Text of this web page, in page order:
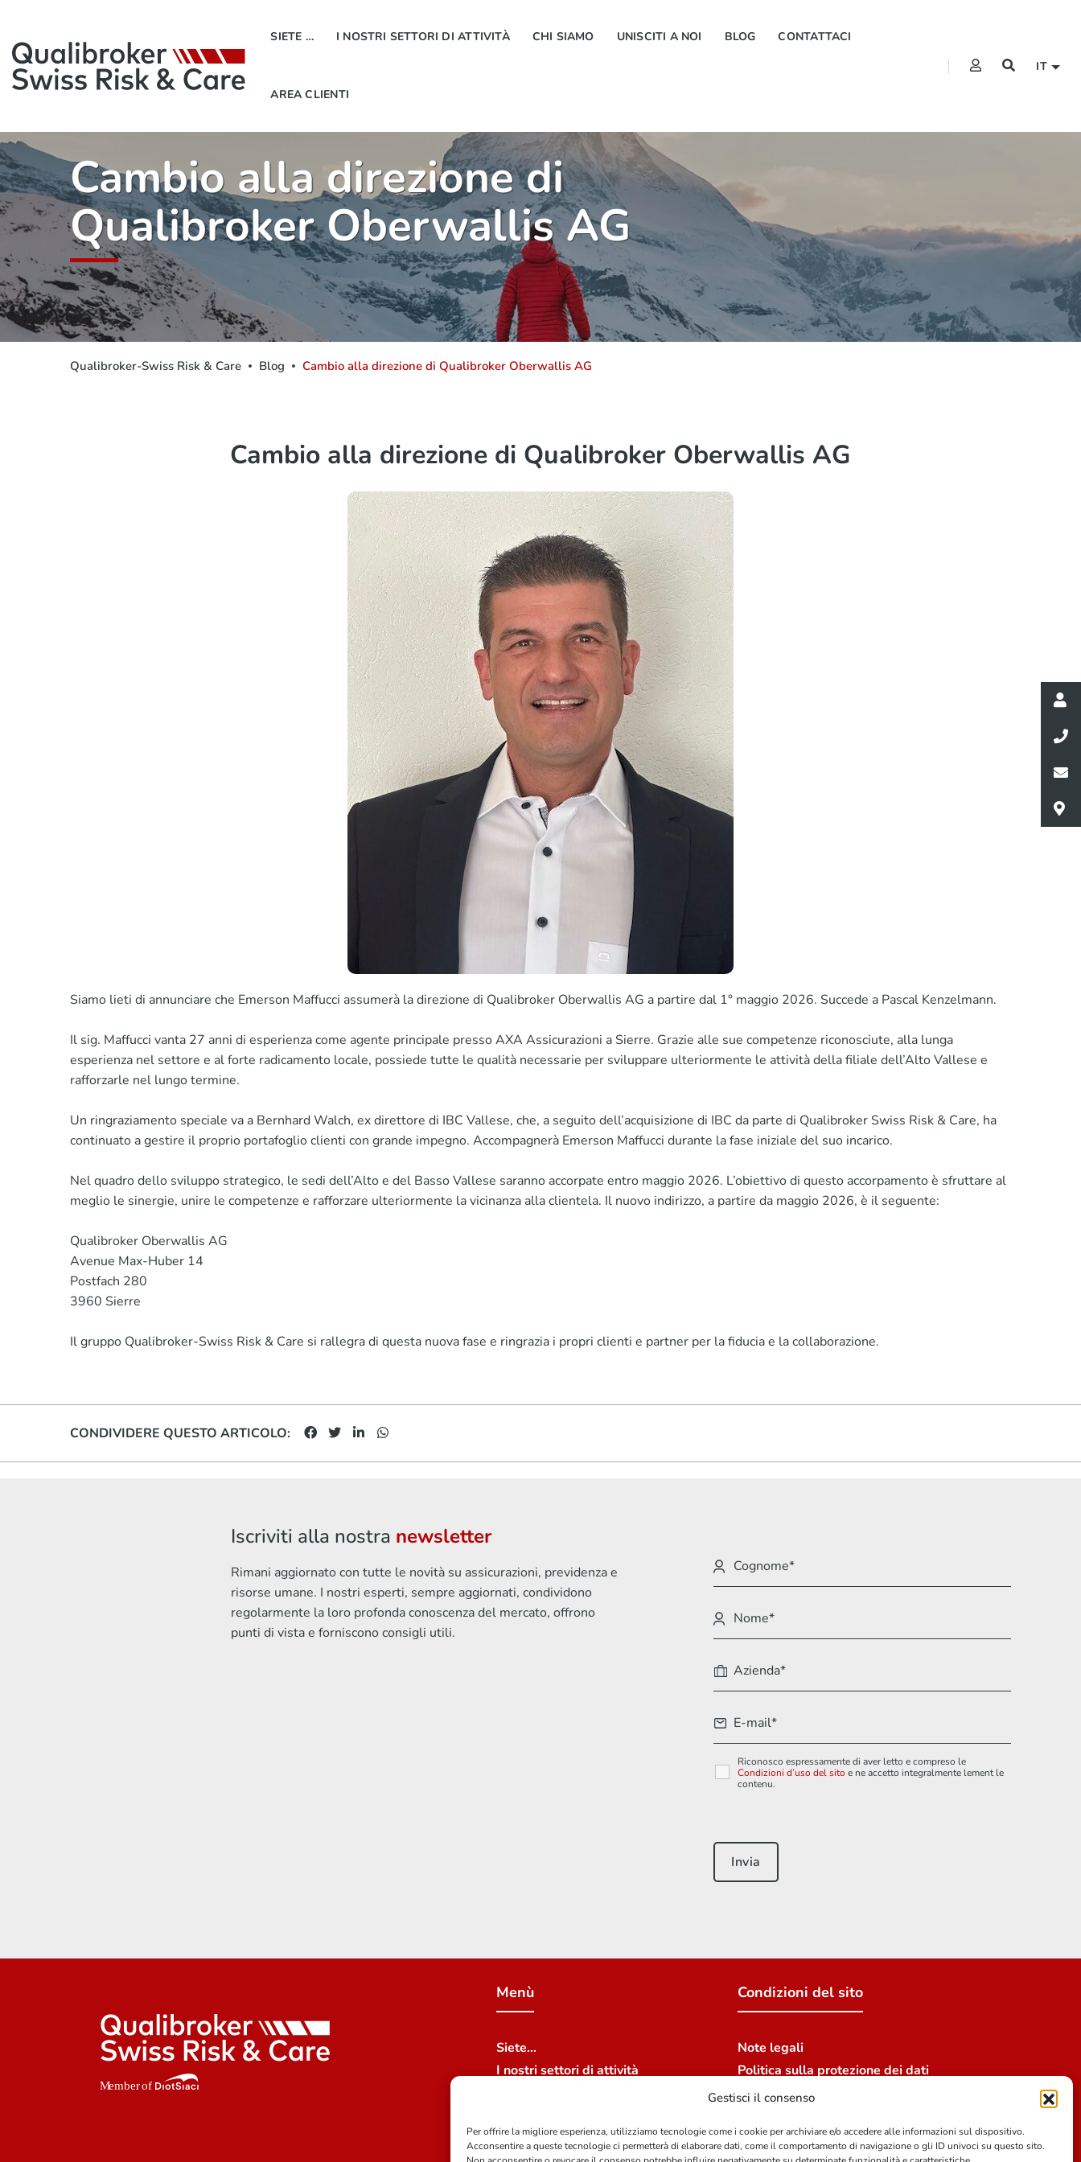
Gestisci il consenso
Per offrire la migliore esperienza, utilizziamo tecnologie come i cookie per archiviare e/o accedere alle informazioni sul dispositivo.
Acconsentire a queste tecnologie ci permetterà di elaborare dati, come il comportamento di navigazione o gli ID univoci su questo sito.
SIETE … I NOSTRI SETTORI DI ATTIVITÀ CHI SIAMO UNISCITI A NOI BLOG CONTATTACI
AREA CLIENTI
IT
Cambio alla direzione di
Qualibroker Oberwallis AG
Qualibroker-Swiss Risk & Care Blog Cambio alla direzione di Qualibroker Oberwallis AG
Cambio alla direzione di Qualibroker Oberwallis AG
Siamo lieti di annunciare che Emerson Maffucci assumerà la direzione di Qualibroker Oberwallis AG a partire dal 1° maggio 2026. Succede a Pascal Kenzelmann.
Il sig. Maffucci vanta 27 anni di esperienza come agente principale presso AXA Assicurazioni a Sierre. Grazie alle sue competenze riconosciute, alla lunga
esperienza nel settore e al forte radicamento locale, possiede tutte le qualità necessarie per sviluppare ulteriormente le attività della filiale dell’Alto Vallese e
rafforzarle nel lungo termine.
Un ringraziamento speciale va a Bernhard Walch, ex direttore di IBC Vallese, che, a seguito dell’acquisizione di IBC da parte di Qualibroker Swiss Risk & Care, ha
continuato a gestire il proprio portafoglio clienti con grande impegno. Accompagnerà Emerson Maffucci durante la fase iniziale del suo incarico.
Nel quadro dello sviluppo strategico, le sedi dell’Alto e del Basso Vallese saranno accorpate entro maggio 2026. L’obiettivo di questo accorpamento è sfruttare al
meglio le sinergie, unire le competenze e rafforzare ulteriormente la vicinanza alla clientela. Il nuovo indirizzo, a partire da maggio 2026, è il seguente:
Qualibroker Oberwallis AG
Avenue Max-Huber 14
Postfach 280
3960 Sierre
Il gruppo Qualibroker-Swiss Risk & Care si rallegra di questa nuova fase e ringrazia i propri clienti e partner per la fiducia e la collaborazione.
CONDIVIDERE QUESTO ARTICOLO:
Iscriviti alla nostra newsletter
Rimani aggiornato con tutte le novità su assicurazioni, previdenza e
risorse umane. I nostri esperti, sempre aggiornati, condividono
regolarmente la loro profonda conoscenza del mercato, offrono
punti di vista e forniscono consigli utili.
Riconosco espressamente di aver letto e compreso le
Condizioni d’uso del sito e ne accetto integralmente lement le
contenu.
Menù
Siete…
I nostri settori di attività
Contattaci
Condizioni del sito
Note legali
Politica sulla protezione dei dati
Crediti